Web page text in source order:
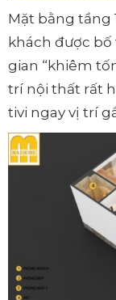
Mặt bằng tầng
khách được bố
gian “khiêm
trí nội thất rất
tivi ngay vị trí